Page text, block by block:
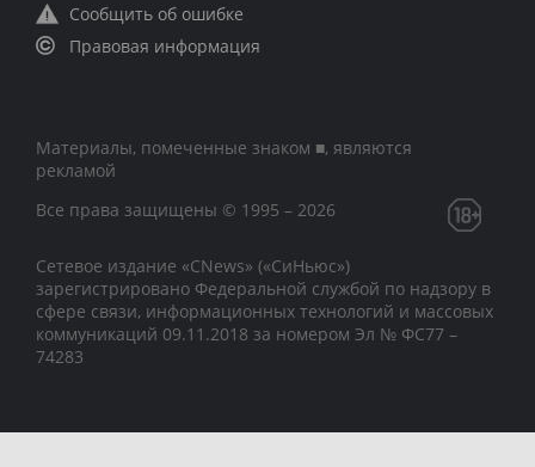
Сообщить об ошибке
Правовая информация
Материалы, помеченные знаком ■, являются
рекламой
Все права защищены © 1995 – 2026
Сетевое издание «CNews» («СиНьюс»)
зарегистрировано Федеральной службой по надзору в
сфере связи, информационных технологий и массовых
коммуникаций 09.11.2018 за номером Эл № ФС77 –
74283